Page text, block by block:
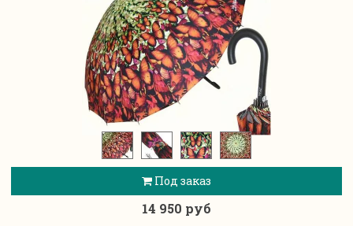
Под заказ
14 950 руб